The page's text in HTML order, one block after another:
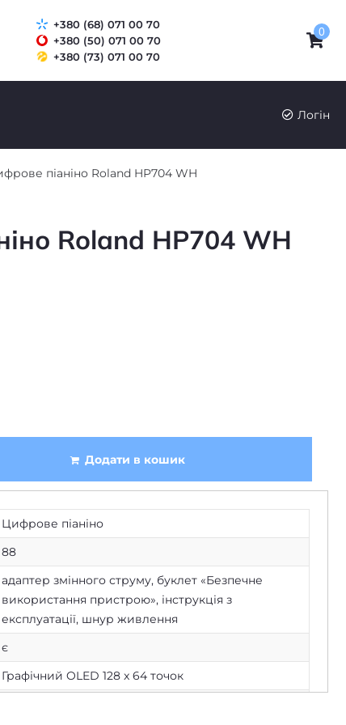
+380 (68) 071 00 70
+380 (50) 071 00 70
+380 (73) 071 00 70
0
Логін
піаніно Roland HP704 WH
Roland HP704 WH
Додати в кошик
Цифрове піаніно
88
адаптер змінного струму, буклет «Безпечне
використання пристрою», інструкція з
експлуатації, шнур живлення
є
Графічний OLED 128 x 64 точок